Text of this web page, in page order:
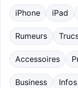
iPhone iPad
Rumeurs
Accessoires
Business